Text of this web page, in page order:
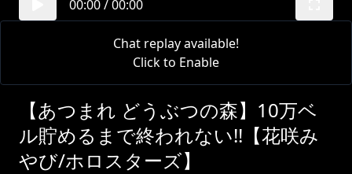
00:00/00:00
Chat replay available!
Click to Enable
【あつまれ どうぶつの森】10万ベ
ル貯めるまで終われない!!【花咲み
やび/ホロスターズ】